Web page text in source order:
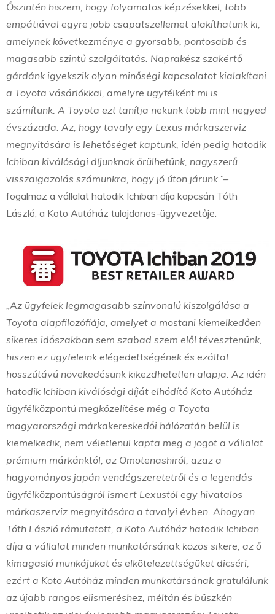
Őszintén hiszem, hogy folyamatos képzésekkel, több
empátiával egyre jobb csapatszellemet alakíthatunk ki,
amelynek következménye a gyorsabb, pontosabb és
magasabb szintű szolgáltatás. Naprakész szakértő
gárdánk igyekszik olyan minőségi kapcsolatot kialakítani
a Toyota vásárlókkal, amelyre ügyfélként mi is
számítunk. A Toyota ezt tanítja nekünk több mint negyed
évszázada. Az, hogy tavaly egy Lexus márkaszerviz
megnyitására is lehetőséget kaptunk, idén pedig hatodik
Ichiban kiválósági díjunknak örülhetünk, nagyszerű
visszaigazolás számunkra, hogy jó úton járunk.”–
fogalmaz a vállalat hatodik Ichiban díja kapcsán Tóth
László, a Koto Autóház tulajdonos-ügyvezetője.
„Az ügyfelek legmagasabb színvonalú kiszolgálása a
Toyota alapfilozófiája, amelyet a mostani kiemelkedően
sikeres időszakban sem szabad szem elől tévesztenünk,
hiszen ez ügyfeleink elégedettségének és ezáltal
hosszútávú növekedésünk kikezdhetetlen alapja. Az idén
hatodik Ichiban kiválósági díját elhódító Koto Autóház
ügyfélközpontú megközelítése még a Toyota
magyarországi márkakereskedői hálózatán belül is
kiemelkedik, nem véletlenül kapta meg a jogot a vállalat
prémium márkánktól, az Omotenashiról, azaz a
hagyományos japán vendégszeretetről és a legendás
ügyfélközpontúságról ismert Lexustól egy hivatalos
márkaszerviz megnyitására a tavalyi évben. Ahogyan
Tóth László rámutatott, a Koto Autóház hatodik Ichiban
díja a vállalat minden munkatársának közös sikere, az ő
kimagasló munkájukat és elkötelezettségüket dicséri,
ezért a Koto Autóház minden munkatársának gratulálunk
az újabb rangos elismeréshez, méltán és büszkén